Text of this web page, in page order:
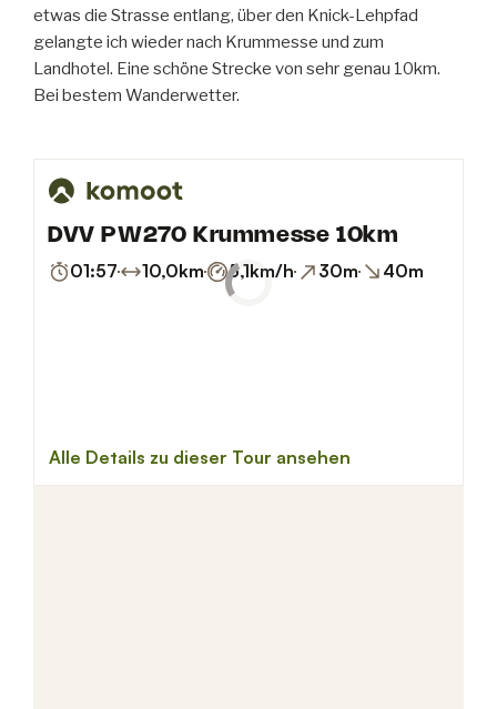
etwas die Strasse entlang, über den Knick-Lehpfad
gelangte ich wieder nach Krummesse und zum
Landhotel. Eine schöne Strecke von sehr genau 10km.
Bei bestem Wanderwetter.